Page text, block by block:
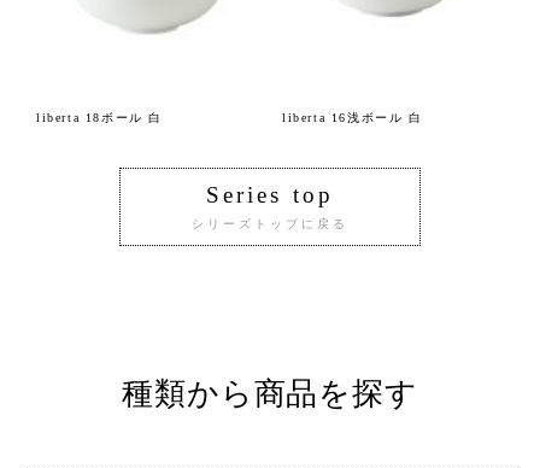
liberta 18ボール 白 liberta 16浅ボール 白
Series top
シリーズトップに戻る
種類から商品を探す